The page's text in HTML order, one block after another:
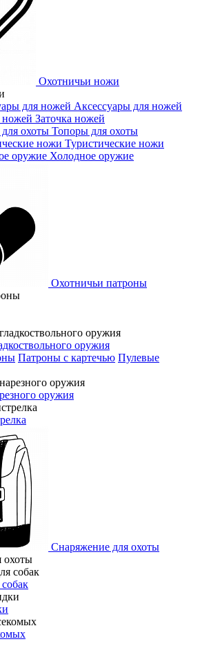
Охотничьи ножи
Аксессуары для ножей
Заточка ножей
Топоры для охоты
Туристические ножи
Холодное оружие
Охотничьи патроны
оружия
Патроны с картечью Пулевые
оружия
Снаряжение для охоты
охоты